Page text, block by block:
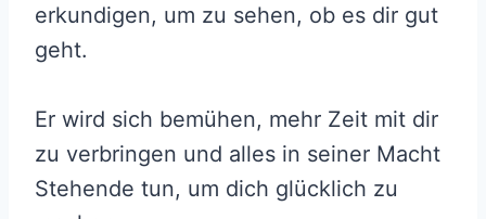
erkundigen, um zu sehen, ob es dir gut
geht.
Er wird sich bemühen, mehr Zeit mit dir
zu verbringen und alles in seiner Macht
Stehende tun, um dich glücklich zu